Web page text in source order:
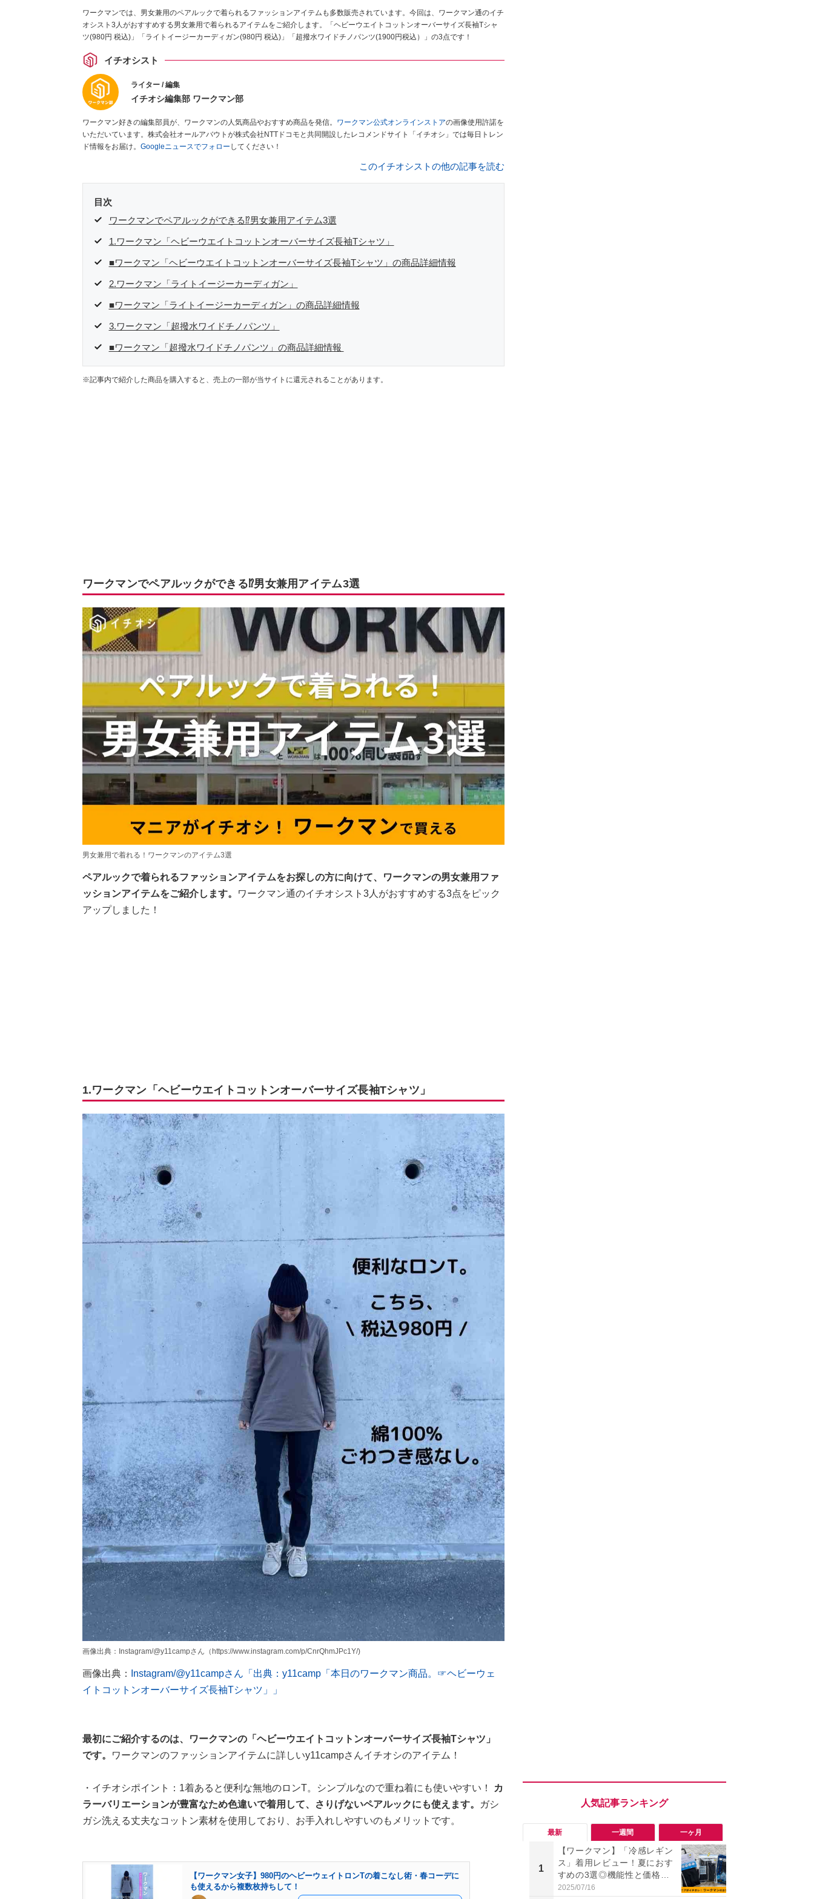
ワークマンでは、男女兼用のペアルックで着られるファッションアイテムも多数販売されています。今回は、ワークマン通のイチ
オシスト3人がおすすめする男女兼用で着られるアイテムをご紹介します。「ヘビーウエイトコットンオーバーサイズ長袖Tシャ
ツ(980円 税込)」「ライトイージーカーディガン(980円 税込)」「超撥水ワイドチノパンツ(1900円税込）」の3点です！
イチオシスト
ライター / 編集
イチオシ編集部 ワークマン部
ワークマン好きの編集部員が、ワークマンの人気商品やおすすめ商品を発信。 ワークマン公式オンラインストアの画像使用許諾を
いただいています。株式会社オールアバウトが株式会社NTTドコモと共同開設したレコメンドサイト「イチオシ」では毎日トレン
ド情報をお届け。 Googleニュースでフォロー してください！
このイチオシストの他の記事を読む
目次
ワークマンでペアルックができる⁉男女兼用アイテム3選
1.ワークマン「ヘビーウエイトコットンオーバーサイズ長袖Tシャツ」
■ワークマン「ヘビーウエイトコットンオーバーサイズ長袖Tシャツ」の商品詳細情報
2.ワークマン「ライトイージーカーディガン」
■ワークマン「ライトイージーカーディガン」の商品詳細情報
3.ワークマン「超撥水ワイドチノパンツ」
■ワークマン「超撥水ワイドチノパンツ」の商品詳細情報
※記事内で紹介した商品を購入すると、売上の一部が当サイトに還元されることがあります。
ワークマンでペアルックができる⁉男女兼用アイテム3選
男女兼用で着れる！ワークマンのアイテム3選
ペアルックで着られるファッションアイテムをお探しの方に向けて、ワークマンの男女兼用ファ
ッションアイテムをご紹介します。
ワークマン通のイチオシスト3人がおすすめする3点をピック
アップしました！
1.ワークマン「ヘビーウエイトコットンオーバーサイズ長袖Tシャツ」
画像出典：Instagram/@y11campさん（https://www.instagram.com/p/CnrQhmJPc1Y/)
画像出典：
Instagram/@y11campさん「出典：y11camp「本日のワークマン商品。☞ヘビーウェ
イトコットンオーバーサイズ長袖Tシャツ」」
最初にご紹介するのは、ワークマンの「ヘビーウエイトコットンオーバーサイズ長袖Tシャツ」
です。
ワークマンのファッションアイテムに詳しいy11campさんイチオシのアイテム！
・イチオシポイント：1着あると便利な無地のロンT。シンプルなので重ね着にも使いやすい！
カ
ラーバリエーションが豊富なため色違いで着用して、さりげないペアルックにも使えます。
ガシ
ガシ洗える丈夫なコットン素材を使用しており、お手入れしやすいのもメリットです。
【ワークマン女子】980円のヘビーウェイトロンTの着こなし術・春コーデに
も使えるから複数枚持ちして！
最新 一週間 一ヶ月
1
【ワークマン】「冷感レギン
ス」着用レビュー！夏におす
すめの3選◎機能性と価格比
較
2025/07/16